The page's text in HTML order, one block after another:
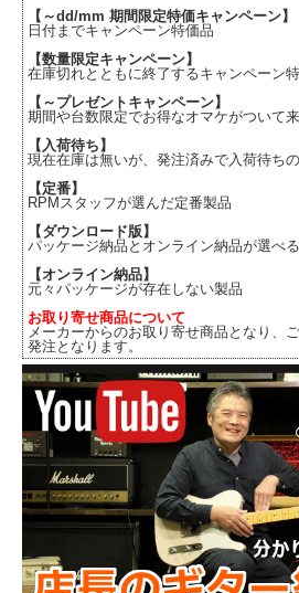
【～dd/mm 期間限定特価キャンペーン】
日付までキャンペーン特価品
【数量限定キャンペーン】
在庫切れとともに終了するキャンペーン
【～プレゼントキャンペーン】
期間や台数限定でお得なオマケがついて
【入荷待ち】
現在在庫は無いが、発注済みで入荷待ち
【定番】
RPMスタッフが選んだ定番製品
【ダウンロード版】
パッケージ納品とオンライン納品が選べ
【オンライン納品】
元々パッケージが存在しない製品
お取り寄せ商品について
メーカーからのお取り寄せ商品となり、
発注となります。